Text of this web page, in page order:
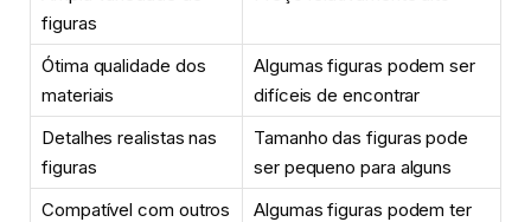
figuras
Ótima qualidade dos
materiais
Algumas figuras podem ser
difíceis de encontrar
Detalhes realistas nas
figuras
Tamanho das figuras pode
ser pequeno para alguns
Compatível com outros
Algumas figuras podem ter